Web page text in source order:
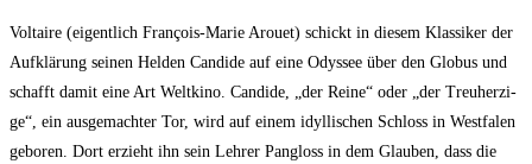
Vol­taire (eigent­lich Fran­çois-Marie Arou­et) schickt in die­sem Klas­si­ker der
Auf­klä­rung sei­nen Hel­den Can­di­de auf eine Odys­see über den Glo­bus und
schafft damit eine Art Welt­ki­no. Can­di­de, „der Rei­ne“ oder „der Treu­her­zi­
ge“, ein aus­ge­mach­ter Tor, wird auf einem idyl­li­schen Schloss in West­fa­len
gebo­ren. Dort erzieht ihn sein Leh­rer Pang­loss in dem Glau­ben, dass die